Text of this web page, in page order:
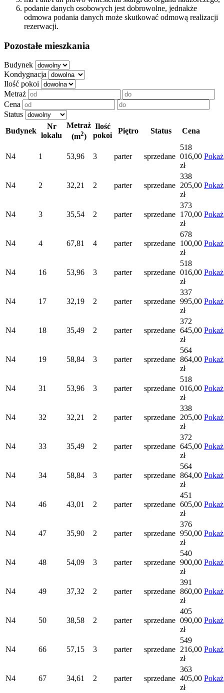
podanie danych osobowych jest dobrowolne, jednakże
odmowa podania danych może skutkować odmową realizacji
rezerwacji.
Pozostałe mieszkania
Budynek
Kondygnacja
Ilość pokoi
Metraż
Cena
Status
Budynek
Nr
lokalu
Metraż
(m2)
Ilość
pokoi
Piętro Status Cena
N4 1 53,96 3 parter sprzedane
518
016,00
zł
Pokaż
N4 2 32,21 2 parter sprzedane
338
205,00
zł
Pokaż
N4 3 35,54 2 parter sprzedane
373
170,00
zł
Pokaż
N4 4 67,81 4 parter sprzedane
678
100,00
zł
Pokaż
N4 16 53,96 3 parter sprzedane
518
016,00
zł
Pokaż
N4 17 32,19 2 parter sprzedane
337
995,00
zł
Pokaż
N4 18 35,49 2 parter sprzedane
372
645,00
zł
Pokaż
N4 19 58,84 3 parter sprzedane
564
864,00
zł
Pokaż
N4 31 53,96 3 parter sprzedane
518
016,00
zł
Pokaż
N4 32 32,21 2 parter sprzedane
338
205,00
zł
Pokaż
N4 33 35,49 2 parter sprzedane
372
645,00
zł
Pokaż
N4 34 58,84 3 parter sprzedane
564
864,00
zł
Pokaż
N4 46 43,01 2 parter sprzedane
451
605,00
zł
Pokaż
N4 47 35,90 2 parter sprzedane
376
950,00
zł
Pokaż
N4 48 54,09 3 parter sprzedane
540
900,00
zł
Pokaż
N4 49 37,32 2 parter sprzedane
391
860,00
zł
Pokaż
N4 50 38,58 2 parter sprzedane
405
090,00
zł
Pokaż
N4 66 57,15 3 parter sprzedane
549
216,00
zł
Pokaż
N4 67 34,61 2 parter sprzedane
363
405,00
zł
Pokaż